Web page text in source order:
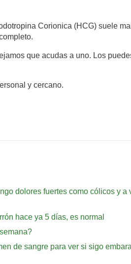
Corionica (HCG) suele
que acudas a uno. Los
y cercano.
dolores fuertes como cólicos y a
hace ya 5 días, es normal
de sangre para ver si sigo